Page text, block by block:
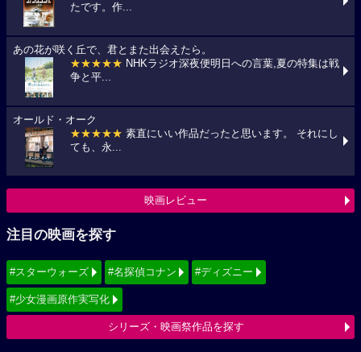
たです。作...
あの花が咲く丘で、君とまた出会えたら。
★★★★★ NHKラジオ深夜便明日への言葉,夏の特集は戦
争と平...
オールド・オーク
★★★★★ 素直にいい作品だったと思います。 それにし
ても、永...
映画レビュー
注目の映画を探す
#スターウォーズ #名探偵コナン #ディズニー
#少女漫画原作実写化
シリーズ・映画祭作品を探す